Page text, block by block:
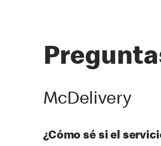
McDelivery
¿Cómo sé si el